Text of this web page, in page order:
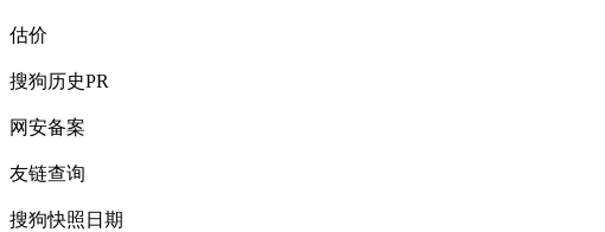
估价
搜狗历史PR
网安备案
友链查询
搜狗快照日期